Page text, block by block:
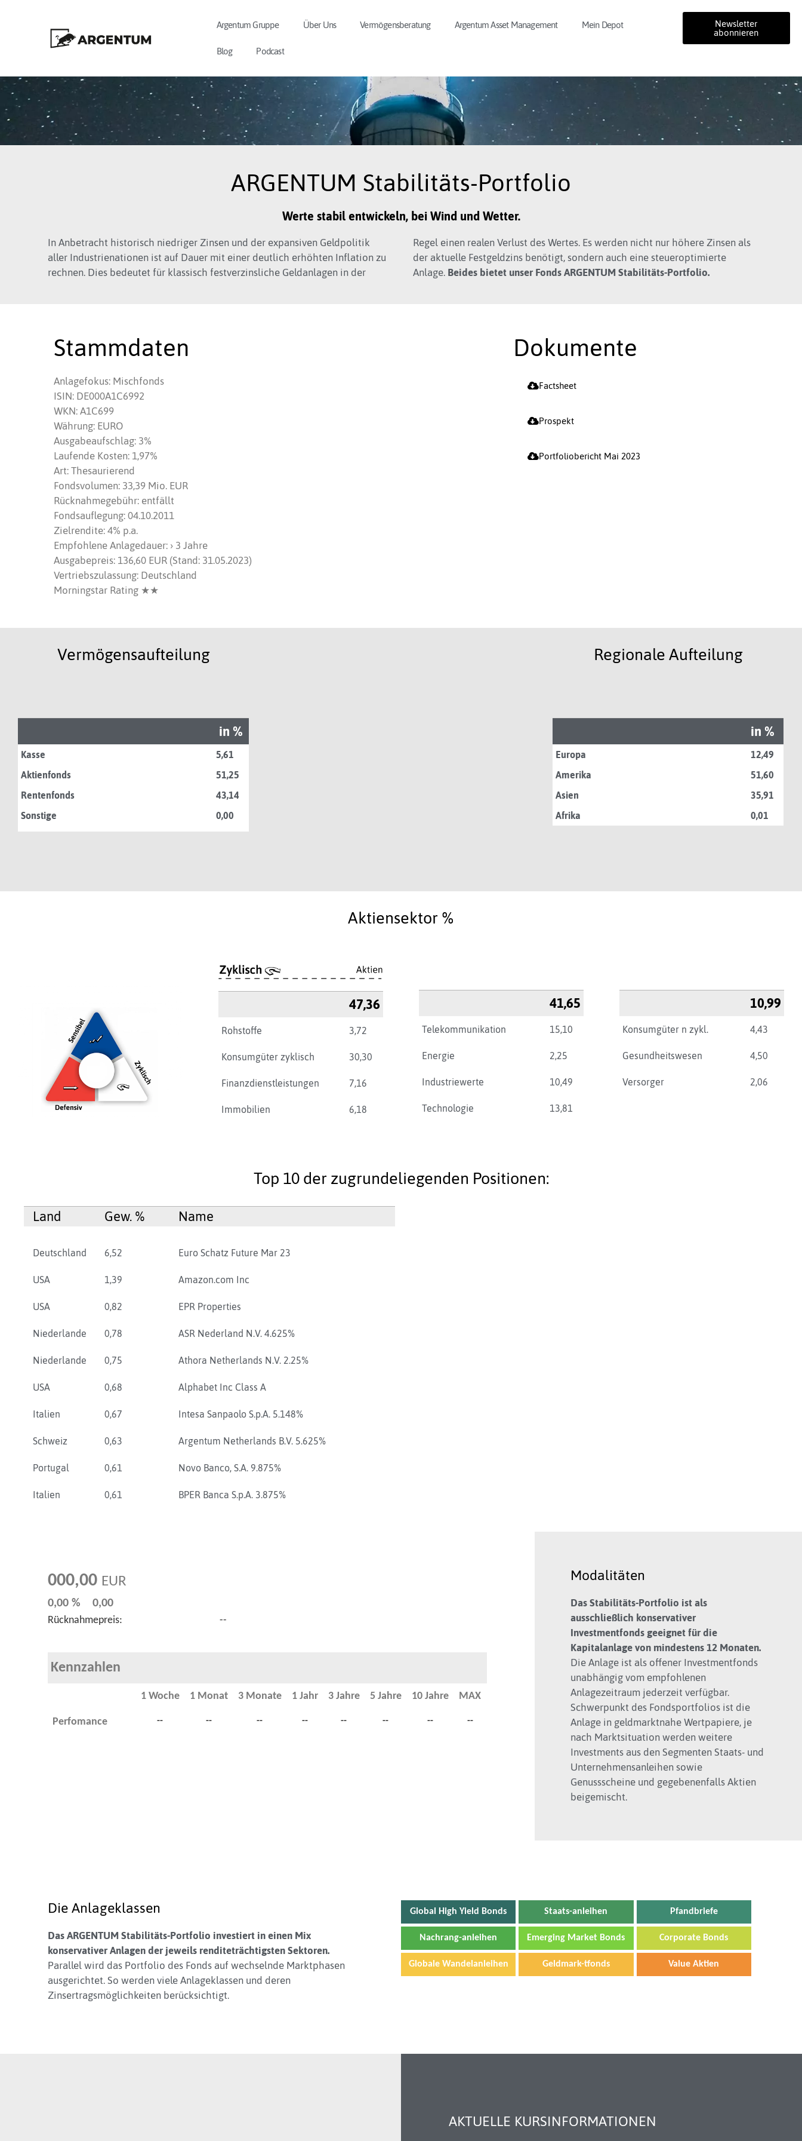
Argentum Gruppe Über Uns Vermögensberatung Argentum Asset Management Mein Depot
Blog Podcast
Newsletter
abonnieren
ARGENTUM Stabilitäts-Portfolio​
Werte stabil entwickeln, bei Wind und Wetter.
In Anbetracht historisch niedriger Zinsen und der expansiven Geldpolitik
aller Industrienationen ist auf Dauer mit einer deutlich erhöhten Inflation zu
rechnen. Dies bedeutet für klassisch festverzinsliche Geldanlagen in der
Regel einen realen Verlust des Wertes. Es werden nicht nur höhere Zinsen als
der aktuelle Festgeldzins benötigt, sondern auch eine steueroptimierte
Anlage. Beides bietet unser Fonds ARGENTUM Stabilitäts-Portfolio.
Stammdaten
Anlagefokus: Mischfonds
ISIN: DE000A1C6992
WKN: A1C699
Währung: EURO
Ausgabeaufschlag: 3%
Laufende Kosten: 1,97%
Art: Thesaurierend
Fondsvolumen: 33,39 Mio. EUR
Rücknahmegebühr: entfällt
Fondsauflegung: 04.10.2011
Zielrendite: 4% p.a.
Empfohlene Anlagedauer: › 3 Jahre
Ausgabepreis: 136,60 EUR (Stand: 31.05.2023)
Vertriebszulassung: Deutschland
Morningstar Rating ★★
Dokumente
Factsheet
Prospekt
Portfoliobericht Mai 2023
Vermögensaufteilung
in %
Kasse
5,61
Aktienfonds
51,25
Rentenfonds
43,14
Sonstige
0,00
Regionale Aufteilung
in %
Europa
12,49
Amerika
51,60
Asien
35,91
Afrika
0,01
Aktiensektor %
47,36
Rohstoffe 3,72
Konsumgüter zyklisch 30,30
Finanzdienstleistungen 7,16
Immobilien 6,18
41,65
Telekommunikation 15,10
Energie 2,25
Industriewerte 10,49
Technologie 13,81
10,99
Konsumgüter n zykl. 4,43
Gesundheitswesen 4,50
Versorger 2,06
Top 10 der zugrundeliegenden Positionen:
Land Gew. % Name
Deutschland 6,52 Euro Schatz Future Mar 23
USA 1,39 Amazon.com Inc
USA 0,82 EPR Properties
Niederlande 0,78 ASR Nederland N.V. 4.625%
Niederlande 0,75 Athora Netherlands N.V. 2.25%
USA 0,68 Alphabet Inc Class A
Italien 0,67 Intesa Sanpaolo S.p.A. 5.148%
Schweiz 0,63 Argentum Netherlands B.V. 5.625%
Portugal 0,61 Novo Banco, S.A. 9.875%
Italien 0,61 BPER Banca S.p.A. 3.875%
000,00 EUR
0,00 % 0,00
Rücknahmepreis: --
Kennzahlen
1 Woche 1 Monat 3 Monate 1 Jahr 3 Jahre 5 Jahre 10 Jahre MAX
Perfomance -- -- -- -- -- -- -- --
Modalitäten
Das Stabilitäts-Portfolio ist als
ausschließlich konservativer
Investmentfonds geeignet für die
Kapitalanlage von mindestens 12 Monaten.
Die Anlage ist als offener Investmentfonds
unabhängig vom empfohlenen
Anlagezeitraum jederzeit verfügbar.
Schwerpunkt des Fondsportfolios ist die
Anlage in geldmarktnahe Wertpapiere, je
nach Marktsituation werden weitere
Investments aus den Segmenten Staats- und
Unternehmensanleihen sowie
Genussscheine und gegebenenfalls Aktien
beigemischt.
Die Anlageklassen
Das ARGENTUM Stabilitäts-Portfolio investiert in einen Mix
konservativer Anlagen der jeweils renditeträchtigsten Sektoren.
Parallel wird das Portfolio des Fonds auf wechselnde Marktphasen
ausgerichtet. So werden viele Anlageklassen und deren
Zinsertragsmöglichkeiten berücksichtigt.
Global High Yield Bonds Staats-anleihen Pfandbriefe
Nachrang-anleihen Emerging Market Bonds Corporate Bonds
Globale Wandelanleihen Geldmark-tfonds Value Aktien
AKTUELLE KURSINFORMATIONEN